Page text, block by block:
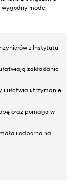
wygodny model
z Instytutu
zakładanie i
i ułatwia utrzymanie
oraz pomaga w
i odporna na